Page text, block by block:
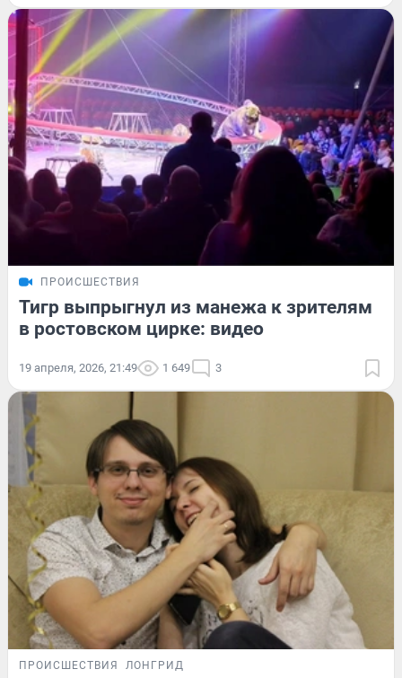
ПРОИСШЕСТВИЯ
Тигр выпрыгнул из манежа к зрителям
в ростовском цирке: видео
19 апреля, 2026, 21:49 1 649 3
ПРОИСШЕСТВИЯ ЛОНГРИД